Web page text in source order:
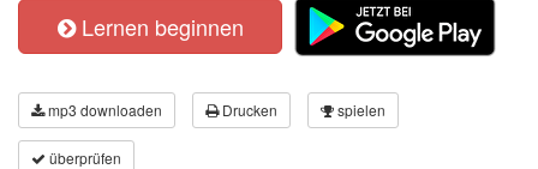
Lernen beginnen
mp3 downloaden Drucken spielen
überprüfen